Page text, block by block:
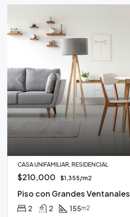
CASA UNIFAMILIAR, RESIDENCIAL
$210,000 $1,355/m2
Piso con Grandes Ventanales
2 2 155m2